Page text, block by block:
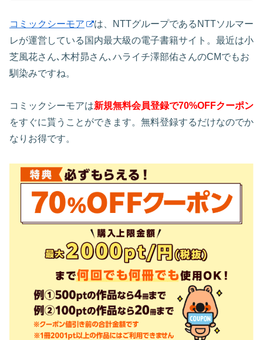
コミックシーモア
は、NTTグループであるNTTソルマー
レが運営している国内最大級の電子書籍サイト。最近は小
芝風花さん､木村昴さん､ハライチ澤部佑さんのCMでもお
馴染みですね。
コミックシーモアは新規無料会員登録で70%OFFクーポン
をすぐに貰うことができます。無料登録するだけなのでか
なりお得です。